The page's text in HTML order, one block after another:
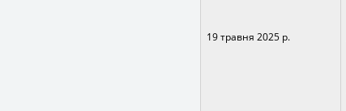
19 травня 2025 р.